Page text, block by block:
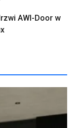
AWI-Door w